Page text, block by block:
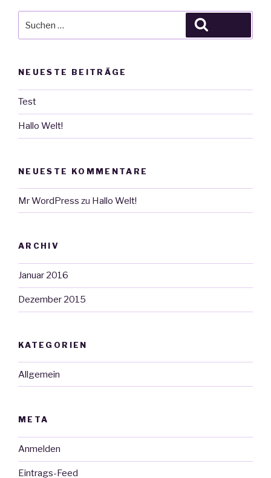
nach:
NEUESTE BEITRÄGE
Test
Hallo Welt!
NEUESTE KOMMENTARE
Mr WordPress zu Hallo Welt!
ARCHIV
Januar 2016
Dezember 2015
KATEGORIEN
Allgemein
META
Anmelden
Eintrags-Feed